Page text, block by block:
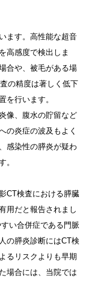
ます。高性能な超音
高感度で検出しま
合や、被毛がある場
の精度は著しく低下
を行います。
像、腹水の貯留など
の炎症の波及もよく
感染性の膵炎が疑わ
。
CT検査における膵臓
用だと報告されまし
い合併症である門脈
の膵炎診断にはCT検
るリスクよりも早期
場合には、当院では